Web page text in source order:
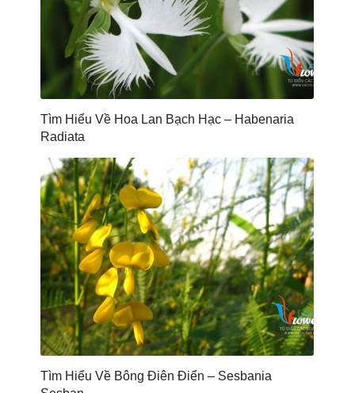
Tìm Hiểu Về Hoa Lan Bạch Hạc – Habenaria
Radiata
Tìm Hiểu Về Bông Điên Điển – Sesbania